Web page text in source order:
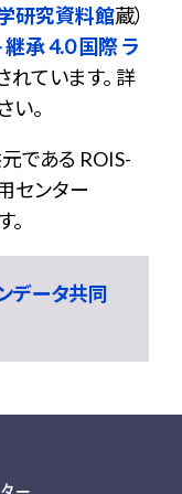
研究資料館蔵）
継承 4.0 国際 ラ
ています。 詳
い。
である ROIS-
センター
データ共同